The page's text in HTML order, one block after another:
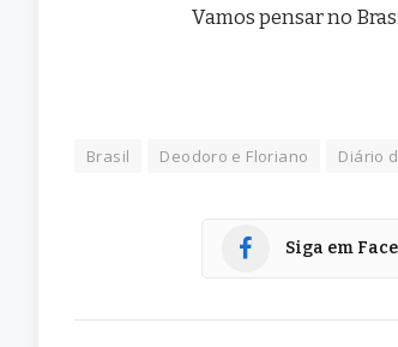
Vamos pensar no
Brasil Deodoro e Floriano Diário
Siga em